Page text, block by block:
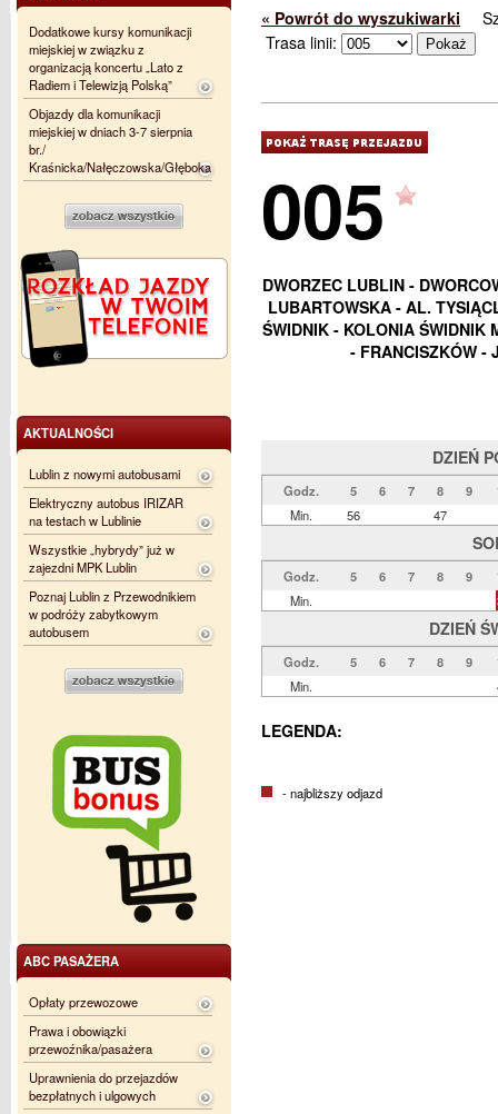
« Powrót do wyszukiwarki
Trasa linii:
005
DWORZEC LUBLIN -
LUBARTOWSKA - AL.
ŚWIDNIK - KOLONIA ŚWIDNIK
- FRANCISZKÓW -
DZIEŃ
Godz. 5 6 7 8 9
Min.
56 47
Godz. 5 6 7 8 9
Min.
DZIEŃ
Godz. 5 6 7 8 9
Min.
LEGENDA:
- najbliższy odjazd
Dodatkowe kursy komunikacji
miejskiej w związku z
organizacją koncertu „Lato z
Radiem i Telewizją Polską”
Objazdy dla komunikacji
miejskiej w dniach 3-7 sierpnia
br./
Kraśnicka/Nałęczowska/Głęboka
AKTUALNOŚCI
Lublin z nowymi autobusami
Elektryczny autobus IRIZAR
na testach w Lublinie
Wszystkie „hybrydy” już w
zajezdni MPK Lublin
Poznaj Lublin z Przewodnikiem
w podróży zabytkowym
autobusem
ABC PASAŻERA
Opłaty przewozowe
Prawa i obowiązki
przewoźnika/pasażera
Uprawnienia do przejazdów
bezpłatnych i ulgowych